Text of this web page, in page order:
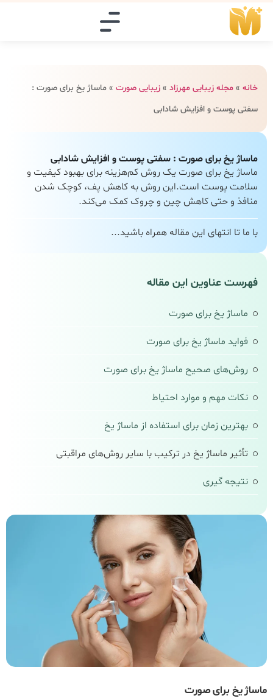
خانه » مجله زیبایی مهرزاد » زیبایی صورت » ماساژ یخ برای صورت :
سفتی پوست و افزایش شادابی
ماساژ یخ برای صورت : سفتی پوست و افزایش شادابی
ماساژ یخ برای صورت یک روش کم‌هزینه برای بهبود کیفیت و
سلامت پوست است.این روش به کاهش پف، کوچک شدن
منافذ و حتی کاهش چین و چروک کمک می‌کند.
با ما تا انتهای این مقاله همراه باشید...
فهرست عناوین این مقاله
ماساژ یخ برای صورت
فواید ماساژ یخ برای صورت
روش‌های صحیح ماساژ یخ برای صورت
نکات مهم و موارد احتیاط
بهترین زمان برای استفاده از ماساژ یخ
تأثیر ماساژ یخ در ترکیب با سایر روش‌های مراقبتی
نتیجه‌ گیری
ماساژ یخ برای صورت